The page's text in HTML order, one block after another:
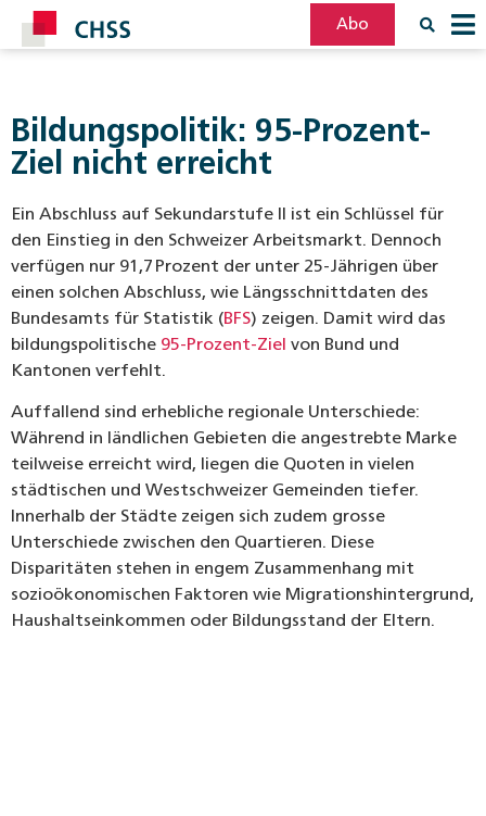
Abo
Bildungspolitik: 95-Prozent-
Ziel nicht erreicht
Ein Abschluss auf Sekundarstufe II ist ein Schlüssel für
den Einstieg in den Schweizer Arbeitsmarkt. Dennoch
verfügen nur 91,7 Prozent der unter 25‑Jährigen über
einen solchen Abschluss, wie Längsschnittdaten des
Bundesamts für Statistik (BFS) zeigen. Damit wird das
bildungspolitische 95‑Prozent‑Ziel von Bund und
Kantonen verfehlt.
Auffallend sind erhebliche regionale Unterschiede:
Während in ländlichen Gebieten die angestrebte Marke
teilweise erreicht wird, liegen die Quoten in vielen
städtischen und Westschweizer Gemeinden tiefer.
Innerhalb der Städte zeigen sich zudem grosse
Unterschiede zwischen den Quartieren. Diese
Disparitäten stehen in engem Zusammenhang mit
sozioökonomischen Faktoren wie Migrationshintergrund,
Haushaltseinkommen oder Bildungsstand der Eltern.